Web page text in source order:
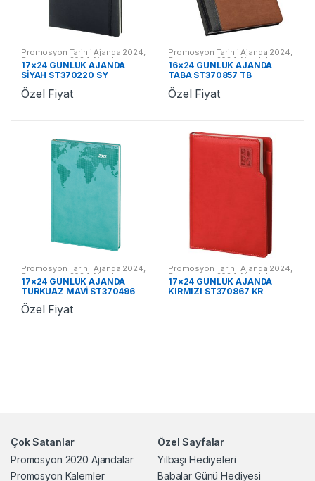
Promosyon Tarihli Ajanda 2024,
Promosyon 2024 Ajandalar
17×24 GÜNLÜK AJANDA
SİYAH ST370220 SY
Özel Fiyat
Promosyon Tarihli Ajanda 2024,
Promosyon 2024 Ajandalar
16×24 GÜNLÜK AJANDA
TABA ST370857 TB
Özel Fiyat
Promosyon Tarihli Ajanda 2024,
Promosyon 2024 Ajandalar
17×24 GÜNLÜK AJANDA
TURKUAZ MAVİ ST370496
TM
Özel Fiyat
Promosyon Tarihli Ajanda 2024,
Promosyon 2024 Ajandalar
17×24 GÜNLÜK AJANDA
KIRMIZI ST370867 KR
Çok Satanlar
Promosyon 2020 Ajandalar
Promosyon Kalemler
Özel Sayfalar
Yılbaşı Hediyeleri
Babalar Günü Hediyesi